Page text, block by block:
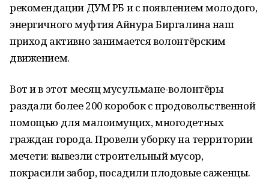
рекомендации ДУМ РБ и с появлением молодого,
энергичного муфтия Айнура Биргалина наш
приход активно занимается волонтёрским
движением.
Вот и в этот месяц мусульмане-волонтёры
раздали более 200 коробок с продовольственной
помощью для малоимущих, многодетных
граждан города. Провели уборку на территории
мечети: вывезли строительный мусор,
покрасили забор, посадили плодовые саженцы.